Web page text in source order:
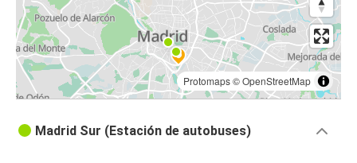
Protomaps©OpenStreetMap
Madrid Sur (Estación de autobuses)